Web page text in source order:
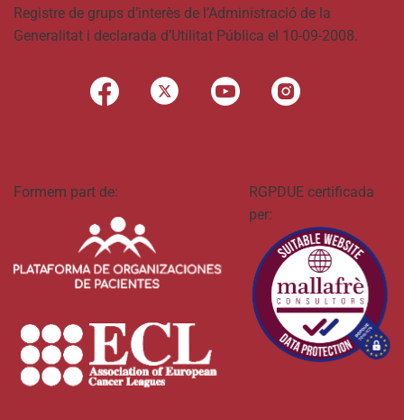
Registre de grups d’interès de l’Administració de la
Generalitat i declarada d’Utilitat Pública el 10-09-2008.
Formem part de:
RGPDUE certificada
per: